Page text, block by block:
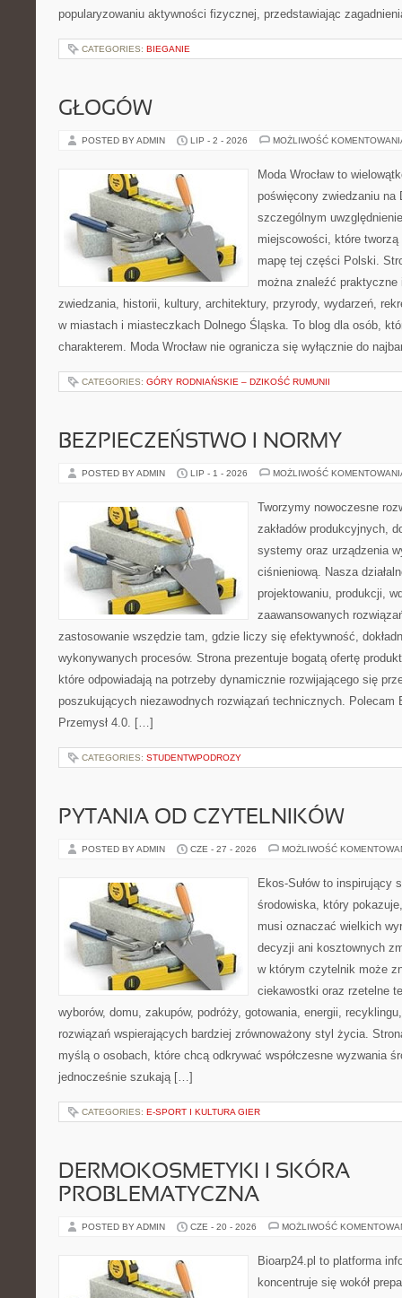
popularyzowaniu aktywności fizycznej, przedstawiając
CATEGORIES: BIEGANIE
GŁOGÓW
POSTED BY ADMIN LIP - 2 - 2026 MOŻLIWOŚĆ
Moda Wrocław to
poświęcony zwiedzaniu na
szczególnym
miejscowości, które
mapę tej części Polski.
można znaleźć
zwiedzania, historii, kultury, architektury, przyrody, wydarzeń,
w miastach i miasteczkach Dolnego Śląska. To blog dla osób,
charakterem. Moda Wrocław nie ogranicza się wyłącznie do
CATEGORIES: GÓRY RODNIAŃSKIE – DZIKOŚĆ RUMUNII
BEZPIECZEŃSTWO I NORMY
POSTED BY ADMIN LIP - 1 - 2026 MOŻLIWOŚĆ
Tworzymy nowoczesne
zakładów produkcyjnych,
systemy oraz urządzenia
ciśnieniową. Nasza
projektowaniu, produkcji,
zaawansowanych
zastosowanie wszędzie tam, gdzie liczy się efektywność,
wykonywanych procesów. Strona prezentuje bogatą ofertę
które odpowiadają na potrzeby dynamicznie rozwijającego się
poszukujących niezawodnych rozwiązań technicznych. Polecam
Przemysł 4.0. […]
CATEGORIES: STUDENTWPODROZY
PYTANIA OD CZYTELNIKÓW
POSTED BY ADMIN CZE - 27 - 2026 MOŻLIWOŚĆ
Ekos-Sułów to inspirujący
środowiska, który
musi oznaczać wielkich
decyzji ani kosztownych
w którym czytelnik może
ciekawostki oraz rzetelne
wyborów, domu, zakupów, podróży, gotowania, energii,
rozwiązań wspierających bardziej zrównoważony styl życia.
myślą o osobach, które chcą odkrywać współczesne wyzwania
jednocześnie szukają […]
CATEGORIES: E-SPORT I KULTURA GIER
DERMOKOSMETYKI I SKÓRA
PROBLEMATYCZNA
POSTED BY ADMIN CZE - 20 - 2026 MOŻLIWOŚĆ
Bioarp24.pl to platforma
koncentruje się wokół